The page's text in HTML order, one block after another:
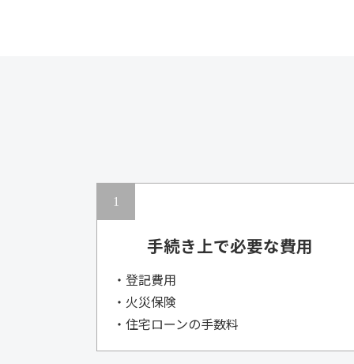
手続き上で必要な費用
・登記費用
・火災保険
・住宅ローンの手数料